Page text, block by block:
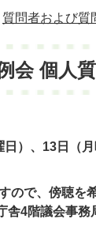
質問者および質
会 個人
）、13日（
ので、傍聴を
舎4階議会事